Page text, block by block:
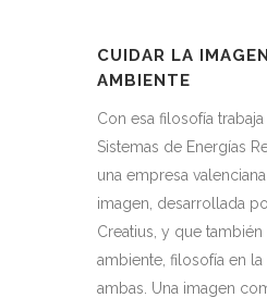
CUIDAR LA
AMBIENTE
Con esa filosofía
Sistemas de Energías
una empresa
imagen, desarrollada
Creatius, y que
ambiente, filosofía en
ambas. Una imagen